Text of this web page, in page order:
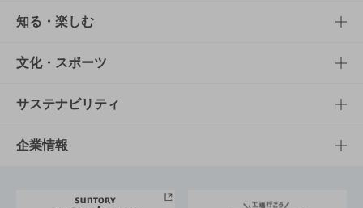
商品TOP
商品一覧
商品発売情報
栄養成分一覧
知る・楽しむ
知る・楽しむTOP
キャンペーン
工場見学
文化・スポーツ
文化・スポーツTOP
サントリーホール
サステナビリティ
サステナビリティTOP
企業情報